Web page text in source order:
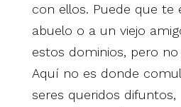
con ellos. Puede que te
abuelo o a un viejo
estos dominios, pero
Aquí no es donde
seres queridos